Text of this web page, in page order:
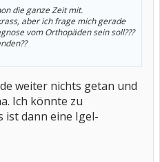
die ganze Zeit mit.
aber ich frage mich gerade
vom Orthopäden sein soll???
weiter nichts getan und
Ich könnte zu
ist dann eine Igel-